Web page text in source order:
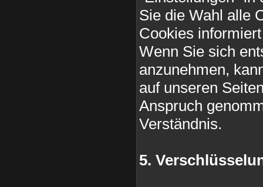
Sie die Wahl alle
Cookies
Wenn Sie sich
anzunehmen,
auf unseren
Anspruch
Verständnis.
5.